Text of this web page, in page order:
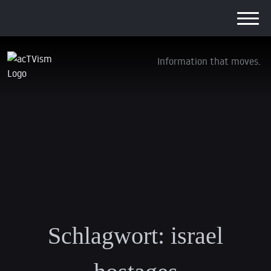
Information that moves.
Schlagwort: israel